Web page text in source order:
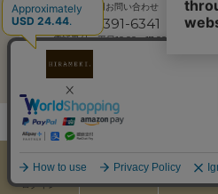
お客様専用お問い合わせ
06-6391-6341
電話受付：平日10:00～17:00
（土日祝を除く）
株式会社サクラ衣料
ログイン